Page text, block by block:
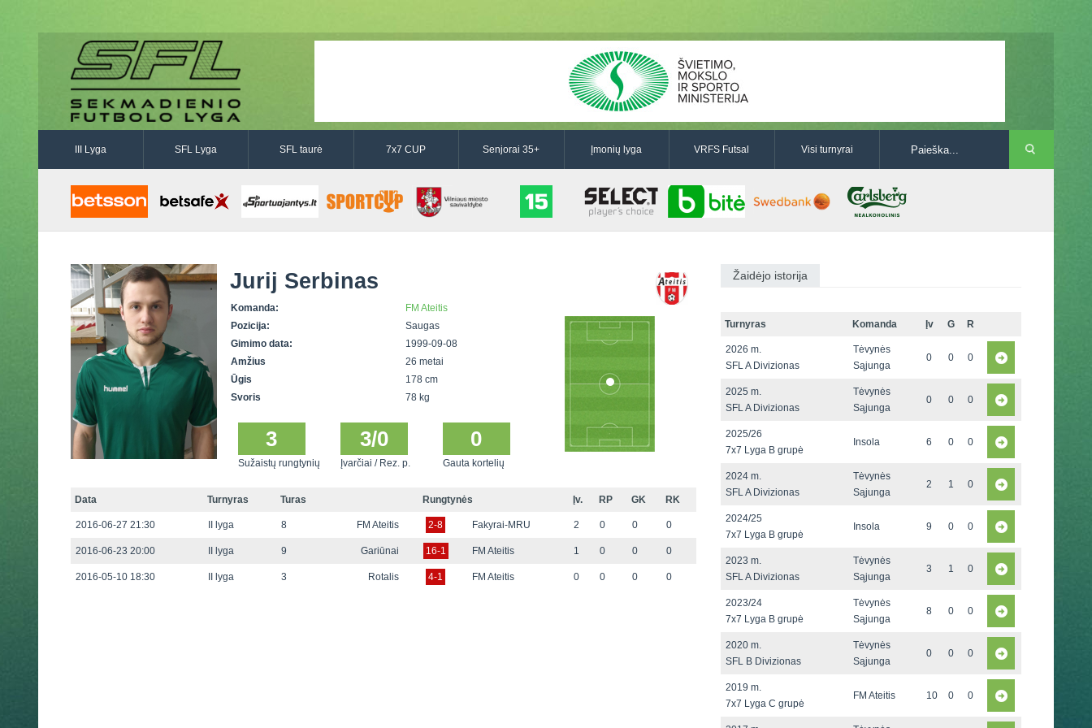
III Lyga SFL Lyga SFL taurė 7x7 CUP Senjorai 35+ Įmonių lyga VRFS Futsal Visi turnyrai
Jurij Serbinas
Komanda:
FM Ateitis
Pozicija:
Saugas
Gimimo data:
1999-09-08
Amžius
26 metai
Ūgis
178 cm
Svoris
78 kg
3
Sužaistų rungtynių
3/0
Įvarčiai / Rez. p.
0
Gauta kortelių
Data Turnyras Turas Rungtynės Įv. RP GK RK
2016-06-27 21:30 II lyga 8 FM Ateitis 2-8 Fakyrai-MRU 2 0 0 0
2016-06-23 20:00 II lyga 9 Gariūnai 16-1 FM Ateitis 1 0 0 0
2016-05-10 18:30 II lyga 3 Rotalis 4-1 FM Ateitis 0 0 0 0
Žaidėjo istorija
Turnyras Komanda Įv G R
2026 m.
SFL A Divizionas
Tėvynės
Sąjunga
0 0 0
2025 m.
SFL A Divizionas
Tėvynės
Sąjunga
0 0 0
2025/26
7x7 Lyga B grupė
Insola 6 0 0
2024 m.
SFL A Divizionas
Tėvynės
Sąjunga
2 1 0
2024/25
7x7 Lyga B grupė
Insola 9 0 0
2023 m.
SFL A Divizionas
Tėvynės
Sąjunga
3 1 0
2023/24
7x7 Lyga B grupė
Tėvynės
Sąjunga
8 0 0
2020 m.
SFL B Divizionas
Tėvynės
Sąjunga
0 0 0
2019 m.
7x7 Lyga C grupė
FM Ateitis 10 0 0